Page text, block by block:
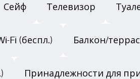
Сейф Телевизор
Fi (беспл.) Балкон/
Принадлежности для